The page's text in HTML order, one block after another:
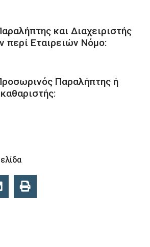
και Διαχειριστής
περί Εταιρειών Νόμο:
Παραλήπτης ή